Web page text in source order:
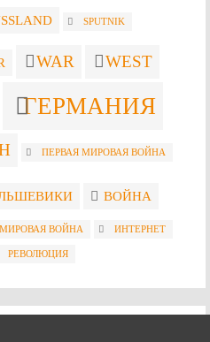
SPUTNIK
WAR WEST
ГЕРМАНИЯ
ПЕРВАЯ МИРОВАЯ ВОЙНА
ВОЙНА
ВОЙНА ИНТЕРНЕТ
РЕВОЛЮЦИЯ